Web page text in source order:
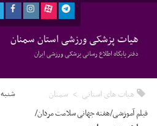
هیات پزشکی ورزشی استان سمنان
دفتر پایگاه اطلاع رسانی پزشکی ورزشی ایران
هیات های استانی سمنان شنبه ۳۰ خرداد ۱۴۰۵ - ۱۱:۰۱
فیلم آموزشی/هفته جهانی سلامت مردان/